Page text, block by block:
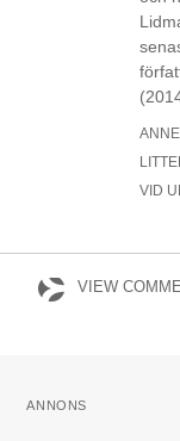
VID
VIEW
ANNONS